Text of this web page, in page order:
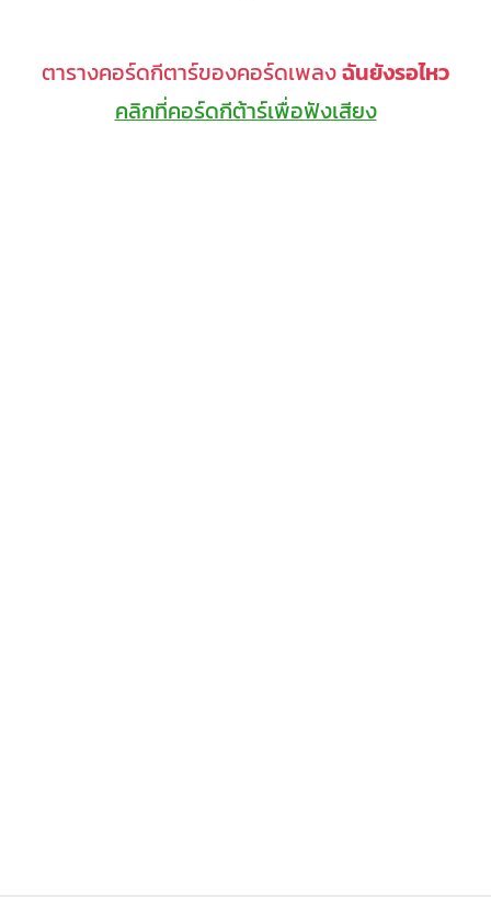
ตารางคอร์ดกีตาร์ของคอร์ดเพลงฉันยังรอไหว
คลิกที่คอร์ดกีต้าร์เพื่อฟังเสียง